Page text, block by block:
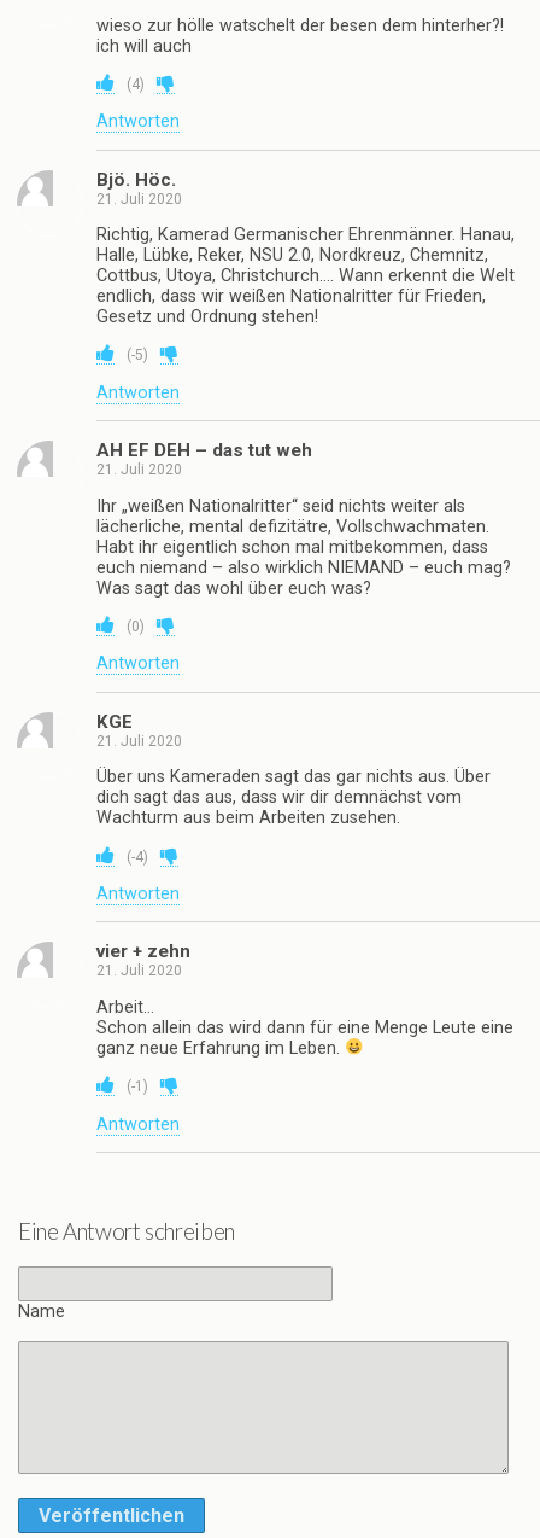
wieso zur hölle watschelt der besen dem hinterher?!
ich will auch
(4)
Antworten
Bjö. Höc.
21. Juli 2020
Richtig, Kamerad Germanischer Ehrenmänner. Hanau,
Halle, Lübke, Reker, NSU 2.0, Nordkreuz, Chemnitz,
Cottbus, Utoya, Christchurch…. Wann erkennt die Welt
endlich, dass wir weißen Nationalritter für Frieden,
Gesetz und Ordnung stehen!
(-5)
Antworten
AH EF DEH – das tut weh
21. Juli 2020
Ihr „weißen Nationalritter“ seid nichts weiter als
lächerliche, mental defizitätre, Vollschwachmaten.
Habt ihr eigentlich schon mal mitbekommen, dass
euch niemand – also wirklich NIEMAND – euch mag?
Was sagt das wohl über euch was?
(0)
Antworten
KGE
21. Juli 2020
Über uns Kameraden sagt das gar nichts aus. Über
dich sagt das aus, dass wir dir demnächst vom
Wachturm aus beim Arbeiten zusehen.
(-4)
Antworten
vier + zehn
21. Juli 2020
Arbeit…
Schon allein das wird dann für eine Menge Leute eine
ganz neue Erfahrung im Leben.
(-1 )
Antworten
Eine Antwort schreiben
Name
Veröffentlichen